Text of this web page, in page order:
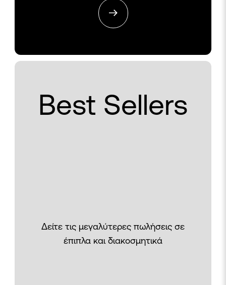
Best Sellers
Δείτε τις μεγαλύτερες πωλήσεις σε
έπιπλα και διακοσμητικά